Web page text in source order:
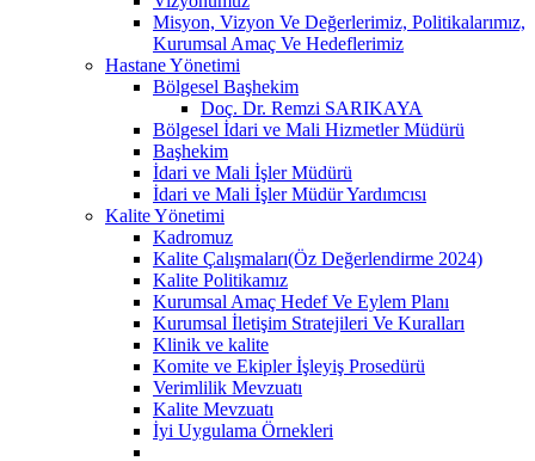
Misyon, Vizyon Ve Değerlerimiz, Politikalarımız,
Kurumsal Amaç Ve Hedeflerimiz
Hastane Yönetimi
Bölgesel Başhekim
Doç. Dr. Remzi SARIKAYA
Bölgesel İdari ve Mali Hizmetler Müdürü
Başhekim
İdari ve Mali İşler Müdürü
İdari ve Mali İşler Müdür Yardımcısı
Kalite Yönetimi
Kadromuz
Kalite Çalışmaları(Öz Değerlendirme 2024)
Kalite Politikamız
Kurumsal Amaç Hedef Ve Eylem Planı
Kurumsal İletişim Stratejileri Ve Kuralları
Klinik ve kalite
Komite ve Ekipler İşleyiş Prosedürü
Verimlilik Mevzuatı
Kalite Mevzuatı
İyi Uygulama Örnekleri